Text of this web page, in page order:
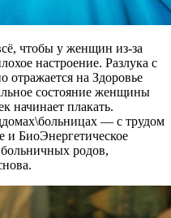
чтобы у женщин из-за
настроение. Разлука с
на Здоровье
состояние женщины
начинает плакать.
— с трудом
и БиоЭнергетическое
родов,